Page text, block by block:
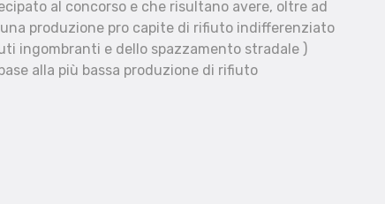
al concorso e che risultano avere, oltre ad
produzione pro capite di rifiuto indifferenziato
ingombranti e dello spazzamento stradale )
alla più bassa produzione di rifiuto